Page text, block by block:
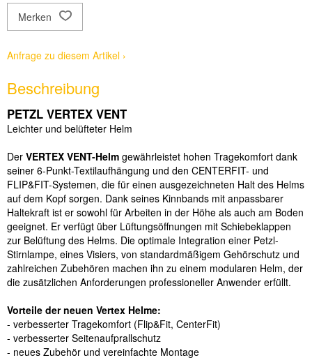
Merken
Anfrage zu diesem Artikel ›
Beschreibung
PETZL VERTEX VENT
Leichter und belüfteter Helm
Der VERTEX VENT-Helm gewährleistet hohen Tragekomfort dank
seiner 6-Punkt-Textilaufhängung und den CENTERFIT- und
FLIP&FIT-Systemen, die für einen ausgezeichneten Halt des Helms
auf dem Kopf sorgen. Dank seines Kinnbands mit anpassbarer
Haltekraft ist er sowohl für Arbeiten in der Höhe als auch am Boden
geeignet. Er verfügt über Lüftungsöffnungen mit Schiebeklappen
zur Belüftung des Helms. Die optimale Integration einer Petzl-
Stirnlampe, eines Visiers, von standardmäßigem Gehörschutz und
zahlreichen Zubehören machen ihn zu einem modularen Helm, der
die zusätzlichen Anforderungen professioneller Anwender erfüllt.
Vorteile der neuen Vertex Helme:
- verbesserter Tragekomfort (Flip&Fit, CenterFit)
- verbesserter Seitenaufprallschutz
- neues Zubehör und vereinfachte Montage